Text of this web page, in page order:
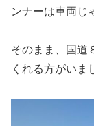
ンナーは車両じ
そのまま、国道
くれる方がいま